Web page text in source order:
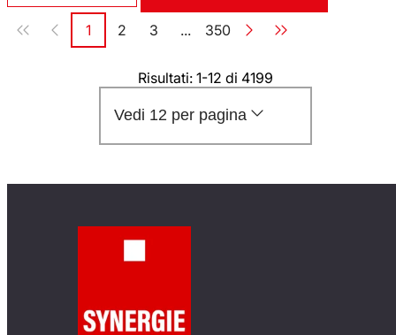
Paginazione
Pagina
1 Pagina
2 Pagina
3 ... Pagina
350
Risultati: 1-12 di 4199
Vedi 12 per pagina